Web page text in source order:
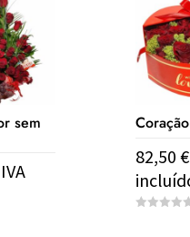
sem
IVA
82,50€